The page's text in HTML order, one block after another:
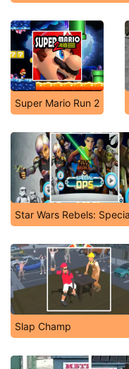
Super Mario Run 2
Star Wars Rebels:
Slap Champ